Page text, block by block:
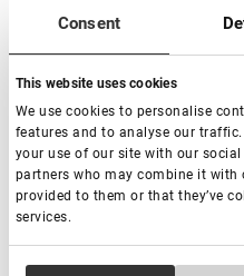
Consent
This website uses cookies
We use cookies to personalise
features and to analyse our
your use of our site with our
partners who may combine it with
provided to them or that they’ve
services.